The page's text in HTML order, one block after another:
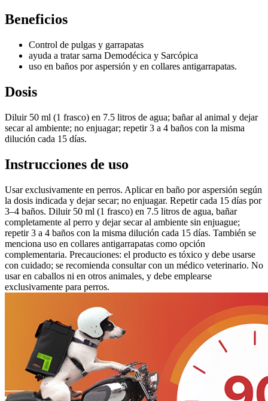
Beneficios
Control de pulgas y garrapatas
ayuda a tratar sarna Demodécica y Sarcópica
uso en baños por aspersión y en collares antigarrapatas.
Dosis
Diluir 50 ml (1 frasco) en 7.5 litros de agua; bañar al animal y dejar
secar al ambiente; no enjuagar; repetir 3 a 4 baños con la misma
dilución cada 15 días.
Instrucciones de uso
Usar exclusivamente en perros. Aplicar en baño por aspersión según
la dosis indicada y dejar secar; no enjuagar. Repetir cada 15 días por
3–4 baños. Diluir 50 ml (1 frasco) en 7.5 litros de agua, bañar
completamente al perro y dejar secar al ambiente sin enjuague;
repetir 3 a 4 baños con la misma dilución cada 15 días. También se
menciona uso en collares antigarrapatas como opción
complementaria. Precauciones: el producto es tóxico y debe usarse
con cuidado; se recomienda consultar con un médico veterinario. No
usar en caballos ni en otros animales, y debe emplearse
exclusivamente para perros.